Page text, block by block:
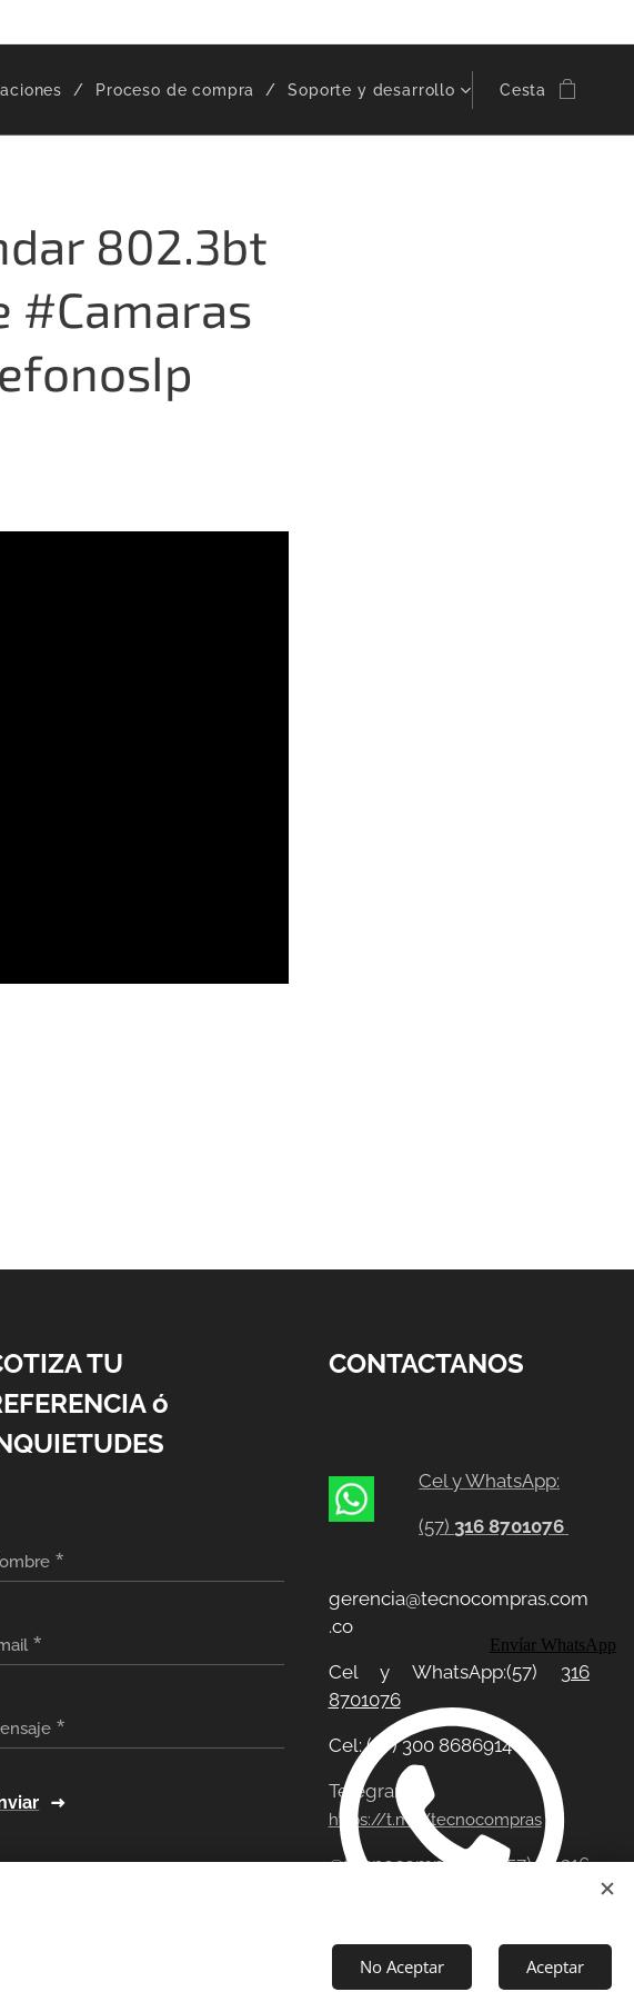
Proceso de compra Soporte y desarrollo Cesta
802.3bt
#Camaras
TU
ó
CONTACTANOS
Cel y WhatsApp:
(57) 316 8701076
gerencia@tecnocompras.com
.co
Cel y WhatsApp:(57) 316
8701076
Cel: (57) 300 8686914
Telegram:
https://t.me/tecnocompras
@tecnocompras;
(57) 316
No Aceptar Aceptar
Envíar WhatsApp